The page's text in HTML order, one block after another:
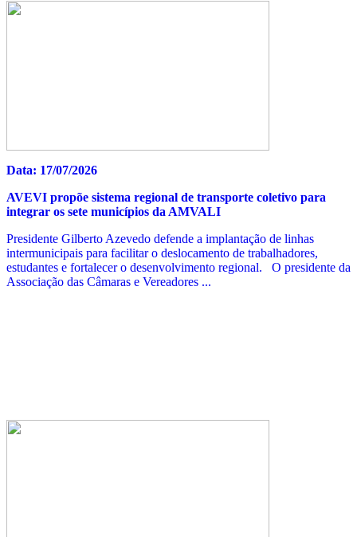
Data: 17/07/2026
AVEVI propõe sistema regional de transporte coletivo para
integrar os sete municípios da AMVALI
Presidente Gilberto Azevedo defende a implantação de linhas
intermunicipais para facilitar o deslocamento de trabalhadores,
estudantes e fortalecer o desenvolvimento regional. O presidente da
Associação das Câmaras e Vereadores ...